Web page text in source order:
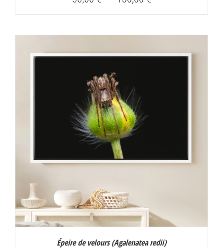
à
Épeire de velours (Agalenatea redii)